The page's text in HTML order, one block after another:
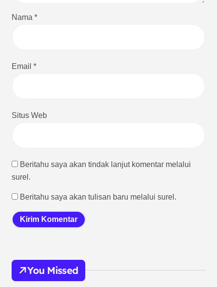
Nama *
Email *
Situs Web
Beritahu saya akan tindak lanjut komentar melalui
surel.
Beritahu saya akan tulisan baru melalui surel.
You Missed